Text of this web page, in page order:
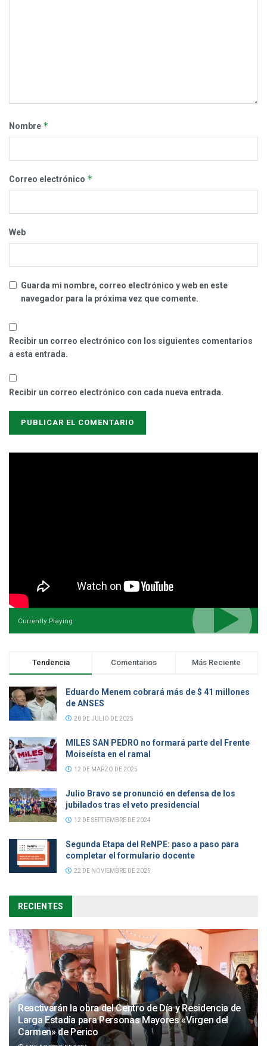
Nombre *
Correo electrónico *
Web
Guarda mi nombre, correo electrónico y web en este
navegador para la próxima vez que comente.
Recibir un correo electrónico con los siguientes comentarios
a esta entrada.
Recibir un correo electrónico con cada nueva entrada.
Currently Playing
Tendencia Comentarios Más Reciente
Eduardo Menem cobrará más de $ 41 millones
de ANSES
20 DE JULIO DE 2025
MILES SAN PEDRO no formará parte del Frente
Moiseísta en el ramal
12 DE MARZO DE 2025
Julio Bravo se pronunció en defensa de los
jubilados tras el veto presidencial
12 DE SEPTIEMBRE DE 2024
Segunda Etapa del ReNPE: paso a paso para
completar el formulario docente
22 DE NOVIEMBRE DE 2025
RECIENTES
Reactivarán la obra del Centro de Día y Residencia de
Larga Estadía para Personas Mayores «Virgen del
Carmen» de Perico